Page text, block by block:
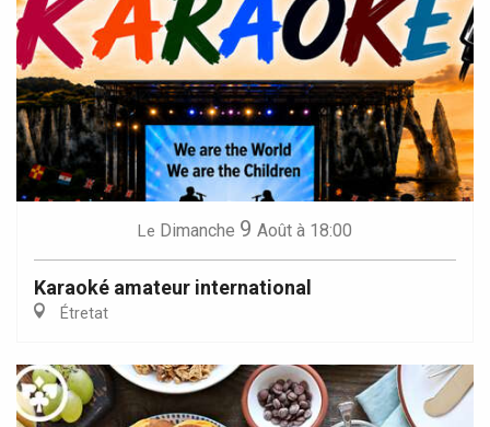
Le Dimanche 9 Août à 18:00
Karaoké amateur international
Étretat